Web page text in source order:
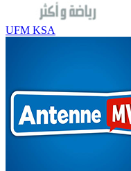
UFM KSA